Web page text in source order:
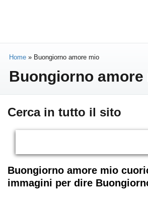
Home » Buongiorno amore mio
Buongiorno amore
Cerca in tutto il sito
Buongiorno amore mio
immagini per dire